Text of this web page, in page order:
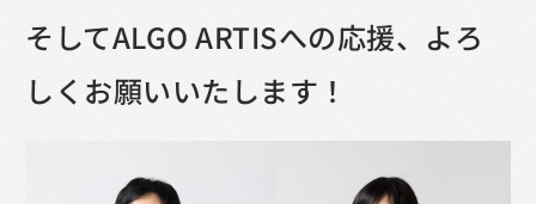
そしてALGO ARTISへの応援、よろ
しくお願いいたします！